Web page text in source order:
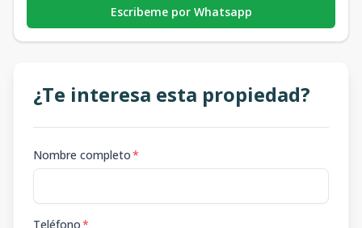
Escribeme por Whatsapp
¿Te interesa esta propiedad?
Nombre completo*
Teléfono*